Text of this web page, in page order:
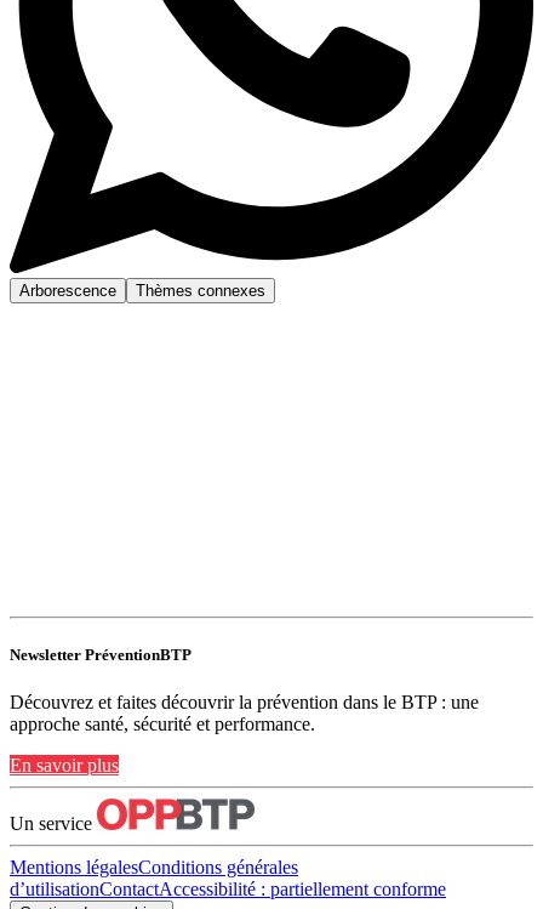
Arborescence Thèmes connexes
Newsletter PréventionBTP
Découvrez et faites découvrir la prévention dans le BTP : une
approche santé, sécurité et performance.
En savoir plus
Un service
Mentions légalesConditions générales
d’utilisationContactAccessibilité : partiellement conforme